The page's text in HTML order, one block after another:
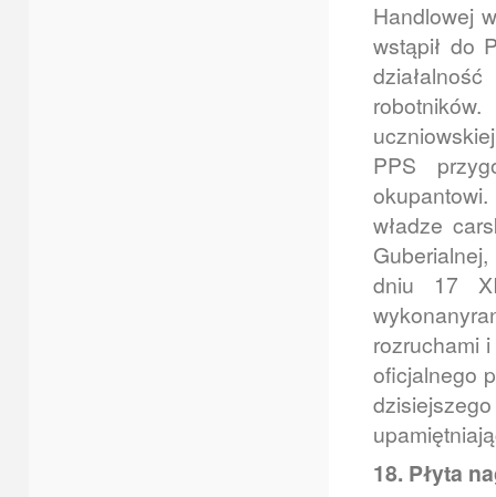
Handlowej
wstąpił do
PPS
władze
dniu 17
rozruchami
oficjalnego
18. Płyta